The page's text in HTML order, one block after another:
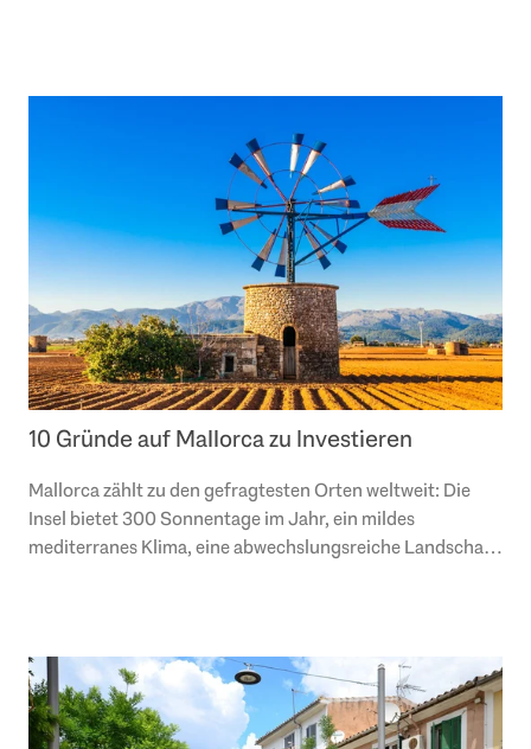
10 Gründe auf Mallorca zu Investieren
Mallorca zählt zu den gefragtesten Orten weltweit: Die
Insel bietet 300 Sonnentage im Jahr, ein mildes
mediterranes Klima, eine abwechslungsreiche Landschaft,